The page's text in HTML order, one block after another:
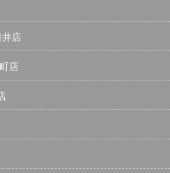
店
店